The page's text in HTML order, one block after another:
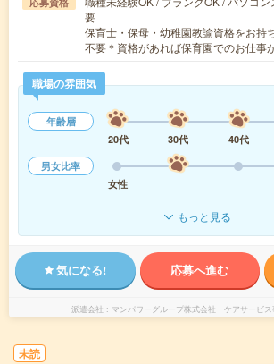
要
保育士・保母・幼稚園教諭資格をお持
不要＊資格があれば保育園でのお仕事
職場の雰囲気
年齢層
20代
30代 40代
男女比率
女性
もっと見る
気になる! 応募へ進む
派遣会社 マンパワーグループ株式会社 ケアサービス
未読